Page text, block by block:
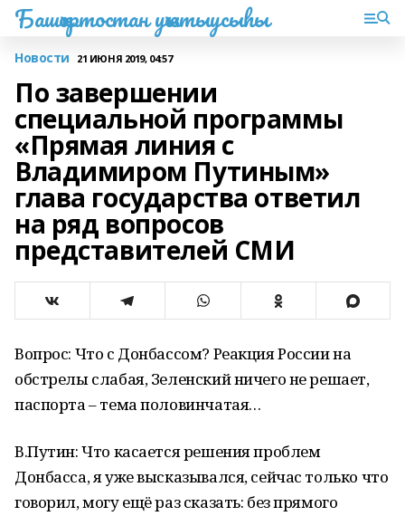
Башҡортостан уҡытыусыһы
Новости 21 ИЮНЯ 2019, 04:57
По завершении
специальной программы
«Прямая линия с
Владимиром Путиным»
глава государства ответил
на ряд вопросов
представителей СМИ
Вопрос: Что с Донбассом? Реакция России на
обстрелы слабая, Зеленский ничего не решает,
паспорта – тема половинчатая…
В.Путин: Что касается решения проблем
Донбасса, я уже высказывался, сейчас только что
говорил, могу ещё раз сказать: без прямого